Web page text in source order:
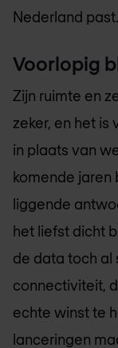
Nederland past.
Voorlopig
Zijn ruimte en
zeker, en het is
in plaats van
komende jaren
liggende
het liefst dicht
de data toch al
connectiviteit,
echte winst te
lanceringen